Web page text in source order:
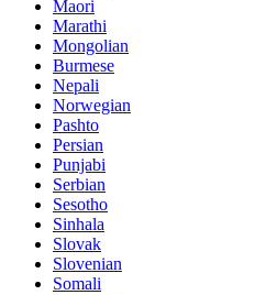
Maori
Marathi
Mongolian
Burmese
Nepali
Norwegian
Pashto
Persian
Punjabi
Serbian
Sesotho
Sinhala
Slovak
Slovenian
Somali